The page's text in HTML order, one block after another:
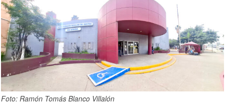
Foto: Ramón Tomás Blanco Villalón